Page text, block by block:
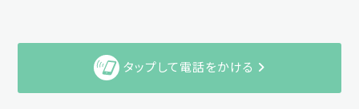
タップして電話をかける